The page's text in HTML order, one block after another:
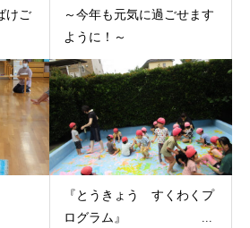
けご
～今年も元気に過ごせます
ように！～
『とうきょう すくわくプ
ログラム』 ...